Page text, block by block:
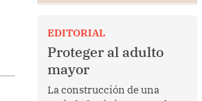
EDITORIAL
Proteger al adulto
mayor
La construcción de una